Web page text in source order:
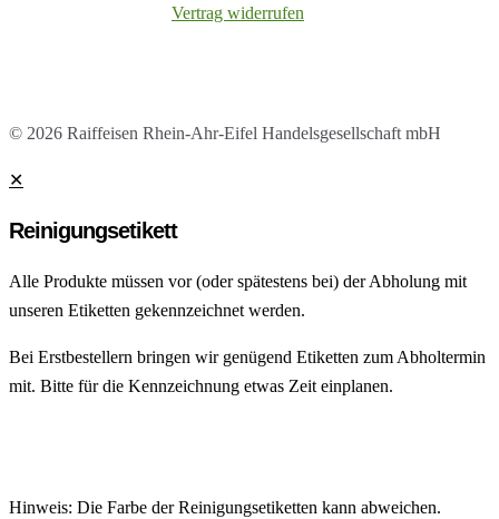
Vertrag widerrufen
© 2026 Raiffeisen Rhein-Ahr-Eifel Handelsgesellschaft mbH
✕
Reinigungsetikett
Alle Produkte müssen vor (oder spätestens bei) der Abholung mit
unseren Etiketten gekennzeichnet werden.
Bei Erstbestellern bringen wir genügend Etiketten zum Abholtermin
mit. Bitte für die Kennzeichnung etwas Zeit einplanen.
Hinweis: Die Farbe der Reinigungsetiketten kann abweichen.